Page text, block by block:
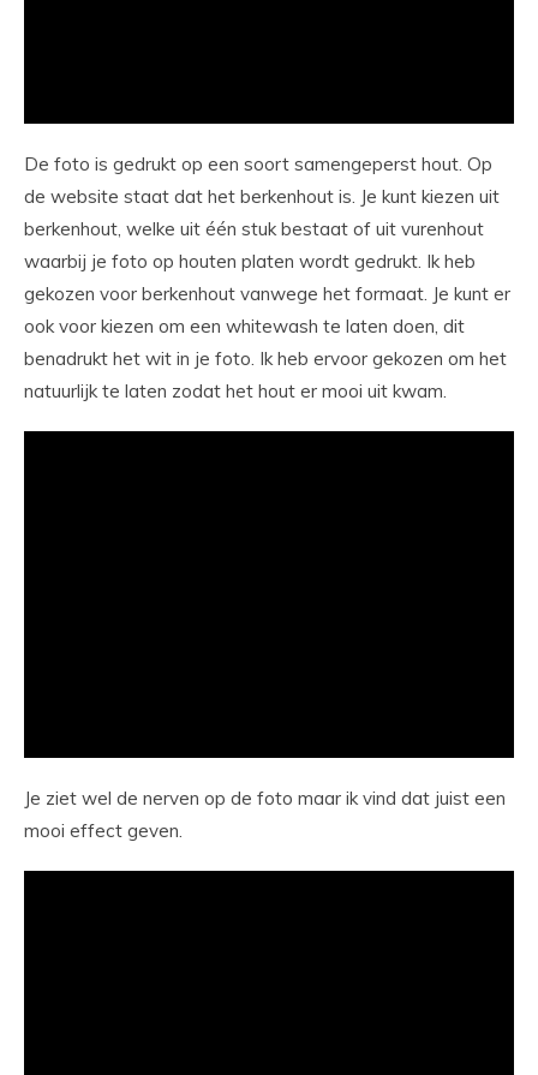
De foto is gedrukt op een soort samengeperst hout. Op
de website staat dat het berkenhout is. Je kunt kiezen uit
berkenhout, welke uit één stuk bestaat of uit vurenhout
waarbij je foto op houten platen wordt gedrukt. Ik heb
gekozen voor berkenhout vanwege het formaat. Je kunt er
ook voor kiezen om een whitewash te laten doen, dit
benadrukt het wit in je foto. Ik heb ervoor gekozen om het
natuurlijk te laten zodat het hout er mooi uit kwam.
Je ziet wel de nerven op de foto maar ik vind dat juist een
mooi effect geven.